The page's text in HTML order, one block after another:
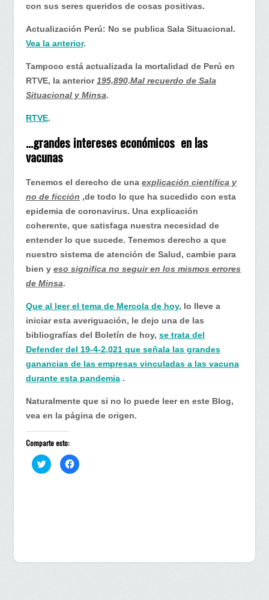
con sus seres queridos de cosas positivas.
Actualización Perú: No se publica Sala Situacional.
Vea la anterior.
Tampoco está actualizada la mortalidad de Perú en
RTVE, la anterior195,890.Mal recuerdo de Sala
Situacional y Minsa.
RTVE.
…grandes intereses económicos en las
vacunas
Tenemos el derecho de una explicación científica y
no de ficción ,de todo lo que ha sucedido con esta
epidemia de coronavirus. Una explicación
coherente, que satisfaga nuestra necesidad de
entender lo que sucede. Tenemos derecho a que
nuestro sistema de atención de Salud, cambie para
bien y eso significa no seguir en los mismos errores
de Minsa.
Que al leer el tema de Mercola de hoy, lo lleve a
iniciar esta averiguación, le dejo una de las
bibliografías del Boletín de hoy, se trata del
Defender del 19-4-2,021 que señala las grandes
ganancias de las empresas vinculadas a las vacuna
durante esta pandemia .
Naturalmente que si no lo puede leer en este Blog,
vea en la página de origen.
Comparte esto:
H
a
p
H
a
p